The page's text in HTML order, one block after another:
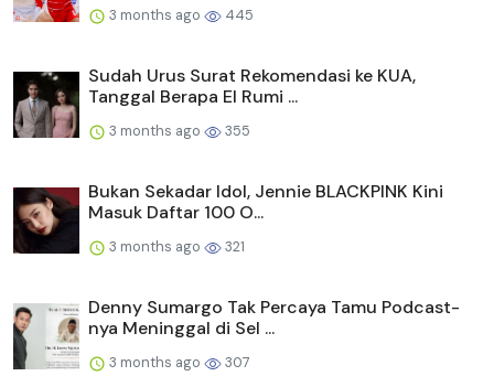
3 months ago 445
Sudah Urus Surat Rekomendasi ke KUA,
Tanggal Berapa El Rumi ...
3 months ago 355
Bukan Sekadar Idol, Jennie BLACKPINK Kini
Masuk Daftar 100 O...
3 months ago 321
Denny Sumargo Tak Percaya Tamu Podcast-
nya Meninggal di Sel ...
3 months ago 307